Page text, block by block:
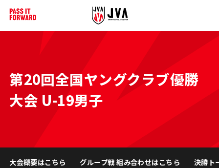
第20回全国ヤングクラブ優勝
大会 U-19男子
大会概要はこちら グループ戦 組み合わせはこちら 決勝ト